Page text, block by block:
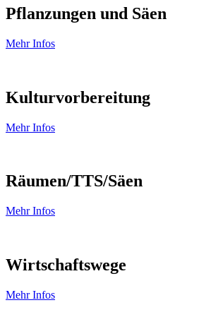
Pflanzungen und Säen
Mehr Infos
Kulturvorbereitung
Mehr Infos
Räumen/TTS/Säen
Mehr Infos
Wirtschaftswege
Mehr Infos